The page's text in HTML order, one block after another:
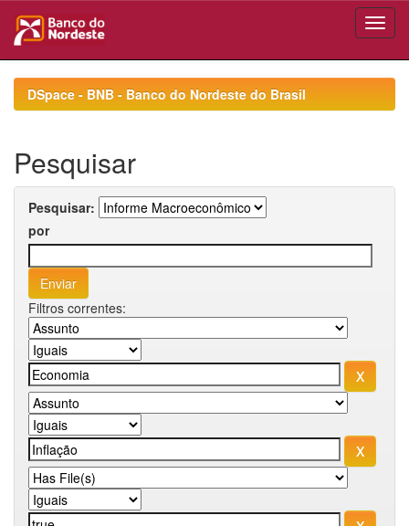
navigationDSpace - BNB - Banco do Nordeste do Brasil
Pesquisar
Pesquisar:
por
Filtros correntes: